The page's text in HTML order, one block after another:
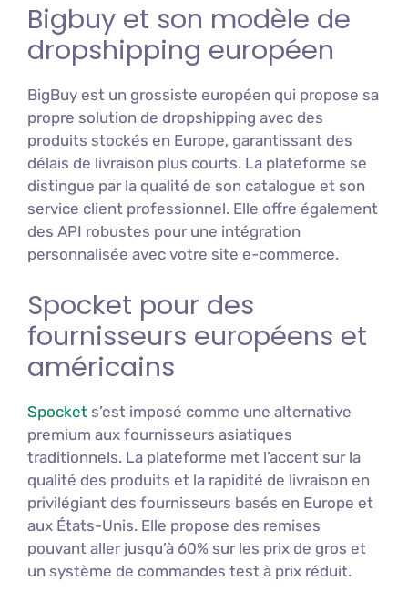
Bigbuy et son modèle de
dropshipping européen
BigBuy est un grossiste européen qui propose sa
propre solution de dropshipping avec des
produits stockés en Europe, garantissant des
délais de livraison plus courts. La plateforme se
distingue par la qualité de son catalogue et son
service client professionnel. Elle offre également
des API robustes pour une intégration
personnalisée avec votre site e-commerce.
Spocket pour des
fournisseurs européens et
américains
Spocket s’est imposé comme une alternative
premium aux fournisseurs asiatiques
traditionnels. La plateforme met l’accent sur la
qualité des produits et la rapidité de livraison en
privilégiant des fournisseurs basés en Europe et
aux États-Unis. Elle propose des remises
pouvant aller jusqu’à 60% sur les prix de gros et
un système de commandes test à prix réduit.